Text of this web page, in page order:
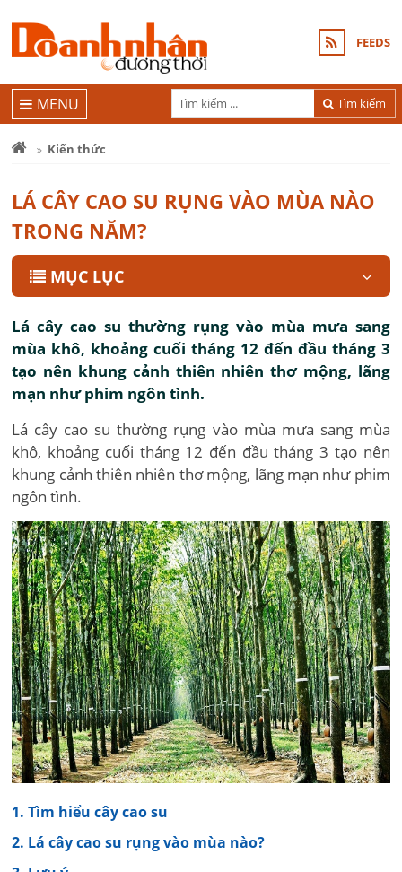
FEEDS
Tìm kiếm
MENU
Kiến thức
LÁ CÂY CAO SU RỤNG VÀO MÙA NÀO
TRONG NĂM?
MỤC LỤC
Lá cây cao su thường rụng vào mùa mưa sang
mùa khô, khoảng cuối tháng 12 đến đầu tháng 3
tạo nên khung cảnh thiên nhiên thơ mộng, lãng
mạn như phim ngôn tình.
Lá cây cao su thường rụng vào mùa mưa sang mùa
khô, khoảng cuối tháng 12 đến đầu tháng 3 tạo nên
khung cảnh thiên nhiên thơ mộng, lãng mạn như phim
ngôn tình.
1. Tìm hiểu cây cao su
2. Lá cây cao su rụng vào mùa nào?